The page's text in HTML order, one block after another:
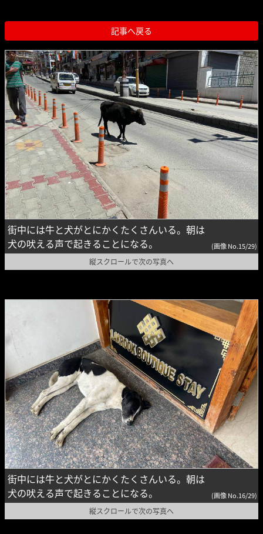
記事へ戻る
街中には牛と犬がとにかくたくさんいる。朝は
犬の吠える声で起きることになる。
(画像 No.15/29)
縦スクロールで次の写真へ
街中には牛と犬がとにかくたくさんいる。朝は
犬の吠える声で起きることになる。
(画像 No.16/29)
縦スクロールで次の写真へ